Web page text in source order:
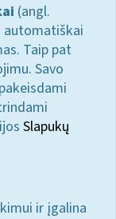
(angl.
automatiškai
Taip pat
Savo
Slapukų
ir įgalina